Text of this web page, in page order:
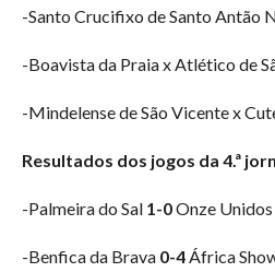
-Santo Crucifixo de Santo Antão
-Boavista da Praia x Atlético de
-Mindelense de São Vicente x
Resultados dos jogos da 4.ª
-Palmeira do Sal 1-0Onze
-Benfica da Brava 0-4África